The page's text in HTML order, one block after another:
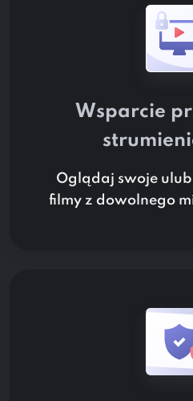
Wsparcie
Oglądaj swoje
filmy z dowolnego